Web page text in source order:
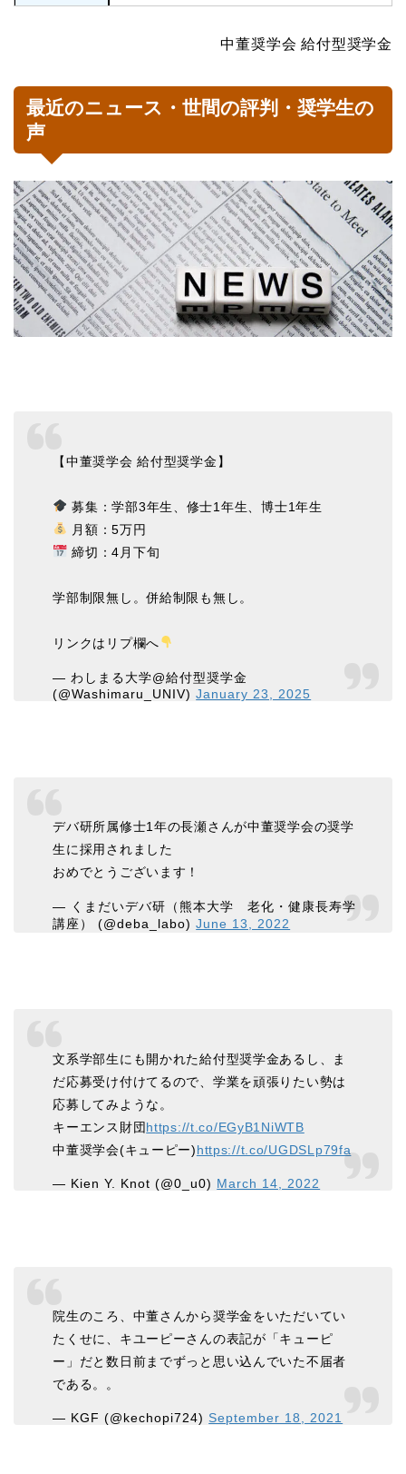
中董奨学会 給付型奨学金
最近のニュース・世間の評判・奨学生の
声
【中董奨学会 給付型奨学金】
募集：学部3年生、修士1年生、博士1年生
月額：5万円
締切：4月下旬
学部制限無し。併給制限も無し。
リンクはリプ欄へ
— わしまる大学@給付型奨学金
(@Washimaru_UNIV)January 23, 2025
デバ研所属修士1年の長瀬さんが中董奨学会の奨学
生に採用されました
おめでとうございます！
— くまだいデバ研（熊本大学 老化・健康長寿学
講座） (@deba_labo)June 13, 2022
文系学部生にも開かれた給付型奨学金あるし、ま
だ応募受け付けてるので、学業を頑張りたい勢は
応募してみような。
キーエンス財団https://t.co/EGyB1NiWTB
中董奨学会(キューピー)https://t.co/UGDSLp79fa
— Kien Y. Knot (@0_u0) March 14, 2022
院生のころ、中董さんから奨学金をいただいてい
たくせに、キユーピーさんの表記が「キューピ
ー」だと数日前までずっと思い込んでいた不届者
である。。
— KGF (@kechopi724) September 18, 2021